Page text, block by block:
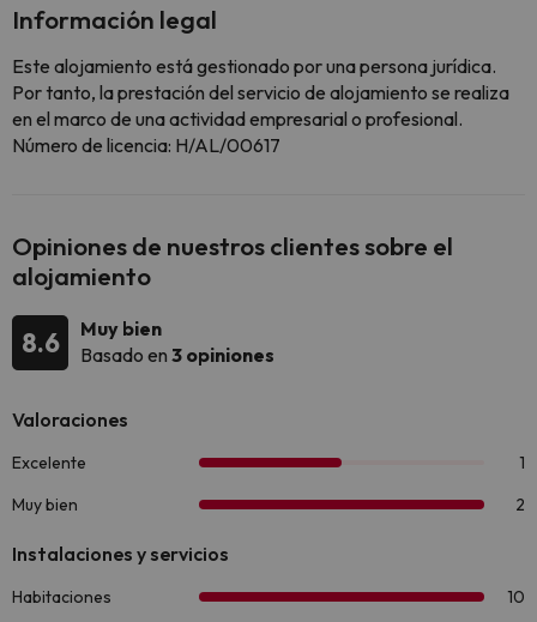
Información legal
Este alojamiento está gestionado por una persona jurídica.
Por tanto, la prestación del servicio de alojamiento se realiza
en el marco de una actividad empresarial o profesional.
Número de licencia: H/AL/00617
Opiniones de nuestros clientes sobre el
alojamiento
8.6
Muy bien
Basado en 3 opiniones